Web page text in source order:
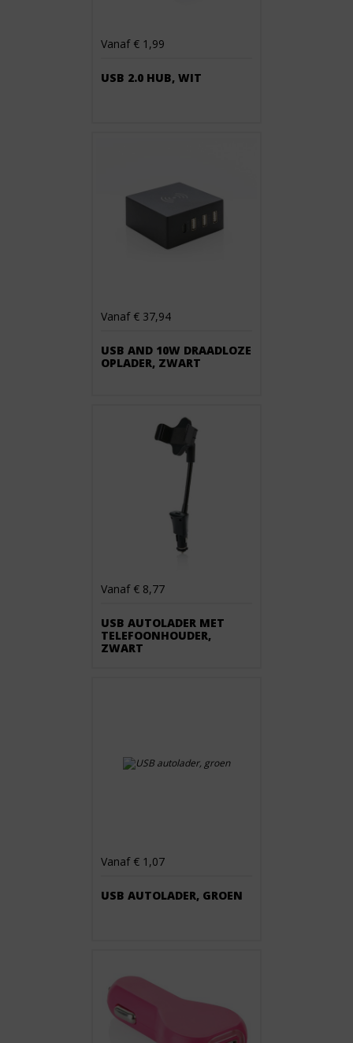
Vanaf € 1,99
USB 2.0 HUB, WIT
Vanaf € 37,94
USB AND 10W DRAADLOZE
OPLADER, ZWART
Vanaf € 8,77
USB AUTOLADER MET
TELEFOONHOUDER,
ZWART
Vanaf € 1,07
USB AUTOLADER, GROEN